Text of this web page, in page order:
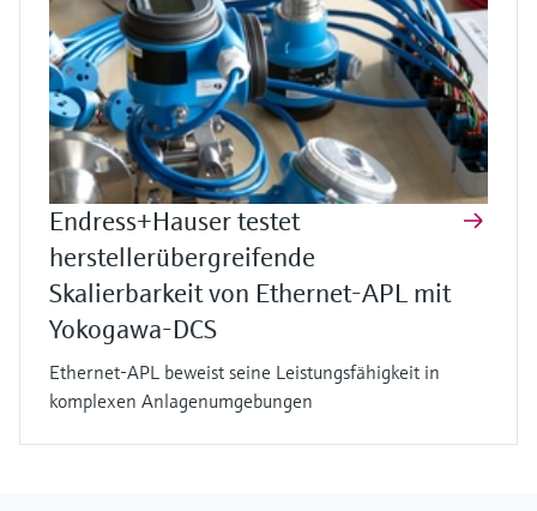
Endress+Hauser testet
herstellerübergreifende
Skalierbarkeit von Ethernet-APL mit
Yokogawa-DCS
Ethernet-APL beweist seine Leistungsfähigkeit in
komplexen Anlagenumgebungen